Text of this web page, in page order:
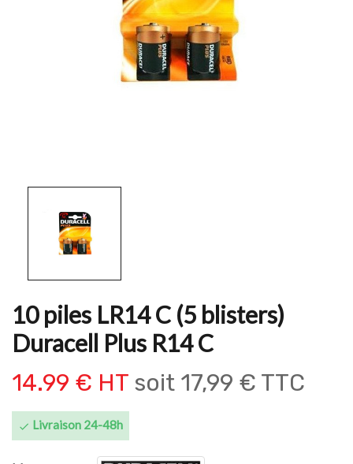
10 piles LR14 C (5 blisters)
Duracell Plus R14 C
14.99 € HT soit 17,99 € TTC
 Livraison 24-48h